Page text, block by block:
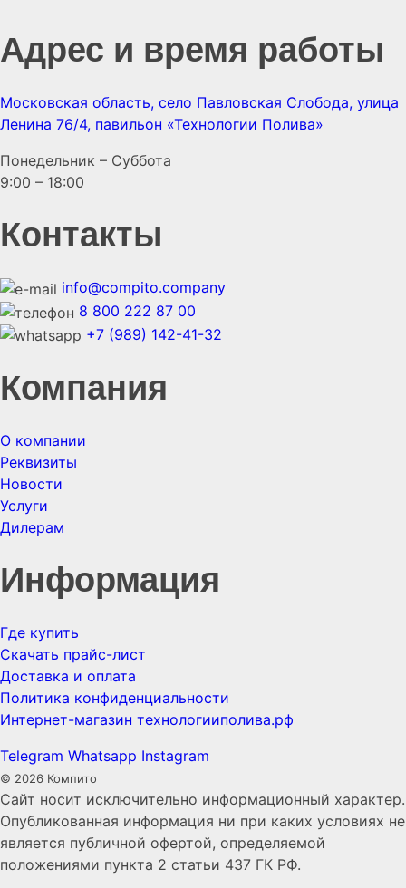
Адрес и время работы
Московская область, село Павловская Слобода, улица
Ленина 76/4, павильон «Технологии Полива»
Понедельник – Суббота
9:00 – 18:00
Контакты
info@compito.company
8 800 222 87 00
+7 (989) 142-41-32
Компания
О компании
Реквизиты
Новости
Услуги
Дилерам
Информация
Где купить
Скачать прайс-лист
Доставка и оплата
Политика конфиденциальности
Интернет-магазин технологииполива.рф
Telegram Whatsapp Instagram
© 2026 Компито
Сайт носит исключительно информационный характер.
Опубликованная информация ни при каких условиях не
является публичной офертой, определяемой
положениями пункта 2 статьи 437 ГК РФ.